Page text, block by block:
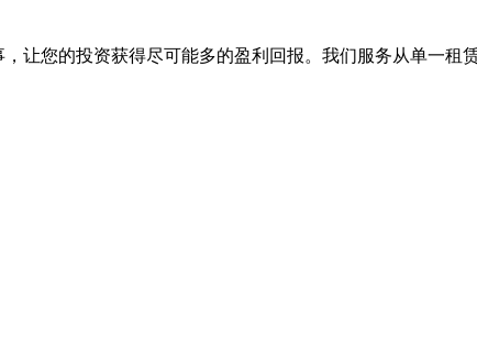
让您的投资获得尽可能多的盈利回报。我们服务从单一租